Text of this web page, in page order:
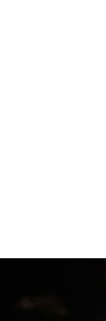
групи
«Tattoo